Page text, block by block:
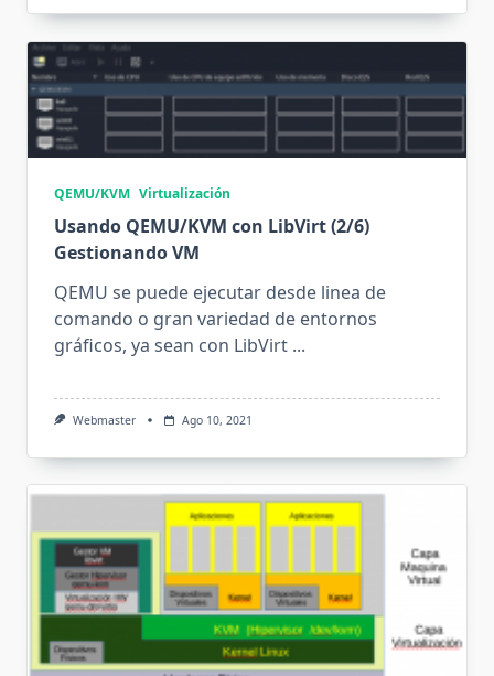
LibVirt
Redes
QEMU/KVM Virtualización
Usando QEMU/KVM con LibVirt (2/6)
Gestionando VM
QEMU se puede ejecutar desde linea de
comando o gran variedad de entornos
gráficos, ya sean con LibVirt ...
Webmaster Ago 10, 2021